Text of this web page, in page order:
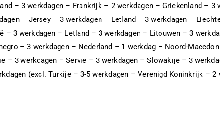
– 3 werkdagen – Frankrijk – 2 werkdagen – Griekenland –
– Jersey – 3 werkdagen – Letland – 3 werkdagen –
3 werkdagen – Letland – 3 werkdagen – Litouwen – 3
– 3 werkdagen – Nederland – 1 werkdag – Noord-
– 3 werkdagen – Servië – 3 werkdagen – Slowakije – 3
(excl. Turkije – 3-5 werkdagen – Verenigd Koninkrijk – 2